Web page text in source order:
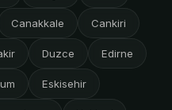
Canakkale Cankiri
Duzce Edirne
Eskisehir